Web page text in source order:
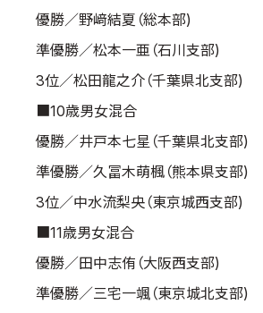
よくある質問
本サイトにつ
プライバシー
日本語
English
優勝／野﨑結夏（総本部)
準優勝／松本一亜（石川支部)
3位／松田龍之介（千葉県北支部)
■10歳男女混合
優勝／井戸本七星（千葉県北支部)
準優勝／久冨木萌楓（熊本県支部)
3位／中水流梨央（東京城西支部)
■11歳男女混合
優勝／田中志侑（大阪西支部)
準優勝／三宅一颯（東京城北支部)